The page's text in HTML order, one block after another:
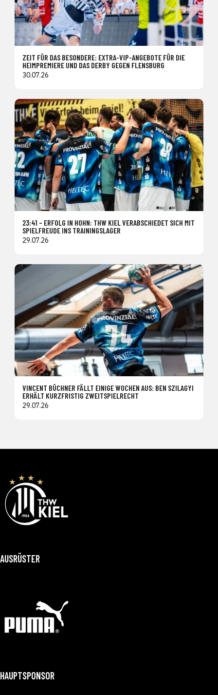
ZEIT FÜR DAS BESONDERE: EXTRA-VIP-ANGEBOTE FÜR DIE
HEIMPREMIERE UND DAS DERBY GEGEN FLENSBURG
30.07.26
23:41 – ERFOLG IN HOHN: THW KIEL VERABSCHIEDET SICH MIT
SPIELFREUDE INS TRAININGSLAGER
29.07.26
VINCENT BÜCHNER FÄLLT EINIGE WOCHEN AUS: BEN SZILAGYI
ERHÄLT KURZFRISTIG ZWEITSPIELRECHT
29.07.26
AUSRÜSTER
HAUPTSPONSOR